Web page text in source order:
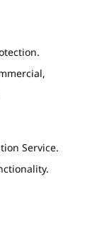
Service.